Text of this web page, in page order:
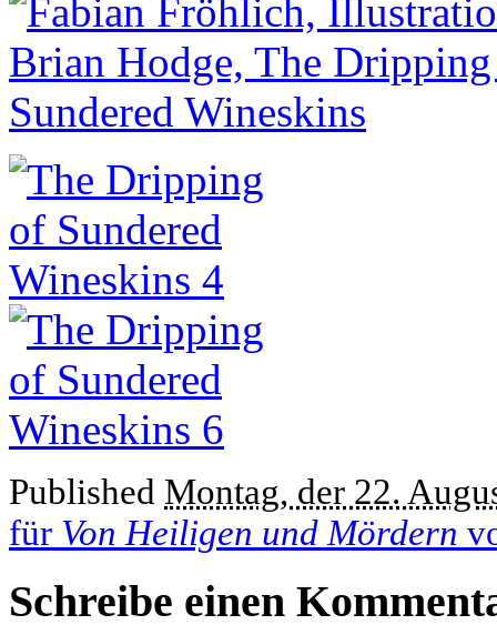
Published Montag, der 22.
für Von Heiligen und Mördern
Schreibe einen